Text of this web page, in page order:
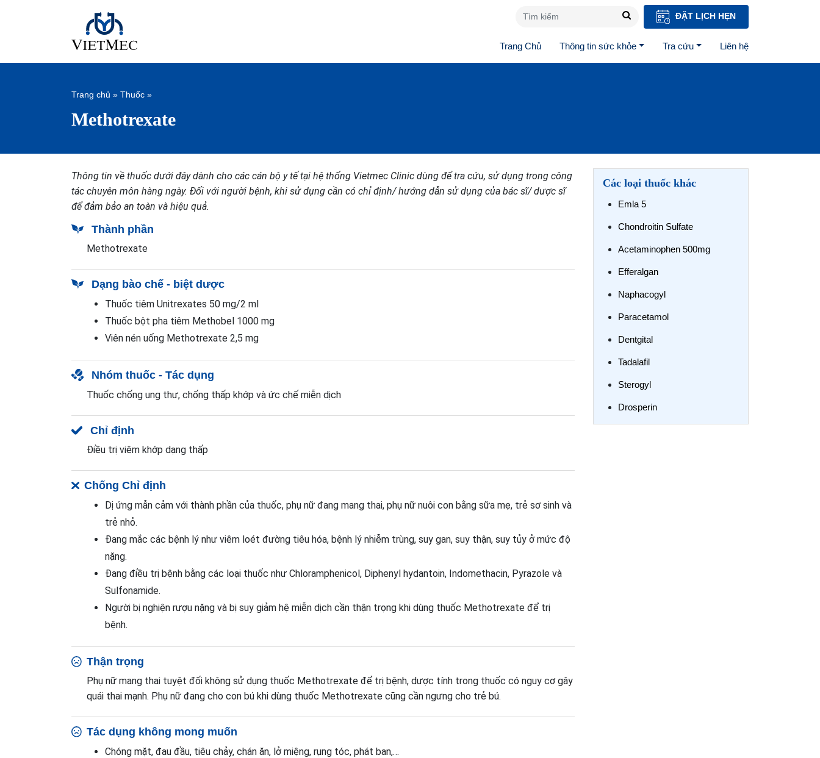
ĐẶT LỊCH HẸN
Trang Chủ Thông tin sức khỏe Tra cứu Liên hệ
Trang chủ » Thuốc »
Methotrexate
Thông tin về thuốc dưới đây dành cho các cán bộ y tế tại hệ thống Vietmec Clinic dùng để tra cứu, sử dụng trong công
tác chuyên môn hàng ngày. Đối với người bệnh, khi sử dụng cần có chỉ định/ hướng dẫn sử dụng của bác sĩ/ dược sĩ
để đảm bảo an toàn và hiệu quả.
Thành phần
Methotrexate
Dạng bào chế - biệt dược
Thuốc tiêm Unitrexates 50 mg/2 ml
Thuốc bột pha tiêm Methobel 1000 mg
Viên nén uống Methotrexate 2,5 mg
Nhóm thuốc - Tác dụng
Thuốc chống ung thư, chống thấp khớp và ức chế miễn dịch
Chỉ định
Điều trị viêm khớp dạng thấp
Chống Chỉ định
Dị ứng mẫn cảm với thành phần của thuốc, phụ nữ đang mang thai, phụ nữ nuôi con bằng sữa mẹ, trẻ sơ sinh và
trẻ nhỏ.
Đang mắc các bệnh lý như viêm loét đường tiêu hóa, bệnh lý nhiễm trùng, suy gan, suy thận, suy tủy ở mức độ
nặng.
Đang điều trị bệnh bằng các loại thuốc như Chloramphenicol, Diphenyl hydantoin, Indomethacin, Pyrazole và
Sulfonamide.
Người bị nghiện rượu nặng và bị suy giảm hệ miễn dịch cần thận trọng khi dùng thuốc Methotrexate để trị
bệnh.
Thận trọng
Phụ nữ mang thai tuyệt đối không sử dụng thuốc Methotrexate để trị bệnh, dược tính trong thuốc có nguy cơ gây
quái thai mạnh. Phụ nữ đang cho con bú khi dùng thuốc Methotrexate cũng cần ngưng cho trẻ bú.
Tác dụng không mong muốn
Chóng mặt, đau đầu, tiêu chảy, chán ăn, lở miệng, rụng tóc, phát ban,…
Các loại thuốc khác
Emla 5
Chondroitin Sulfate
Acetaminophen 500mg
Efferalgan
Naphacogyl
Paracetamol
Dentgital
Tadalafil
Sterogyl
Drosperin